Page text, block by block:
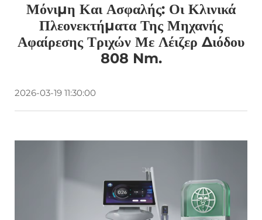
Μόνιμη Και Ασφαλής: Οι Κλινικά
Πλεονεκτήματα Της Μηχανής
Αφαίρεσης Τριχών Με Λέιζερ Διόδου
808 Nm.
2026-03-19 11:30:00